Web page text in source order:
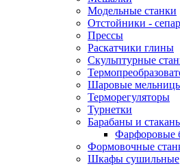
Модельные станки
Отстойники -
Прессы
Раскатчики глины
Скульптурные
Шаровые
Терморегуляторы
Турнетки
Барабаны и
Фарфоровые
Формовочные
Шкафы сушильные